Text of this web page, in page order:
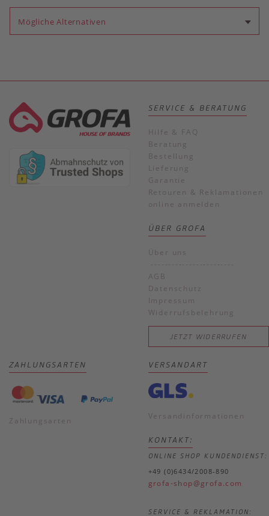
Mögliche Alternativen
SERVICE & BERATUNG
Hilfe & FAQ
Beratung
Bestellung
Lieferung
Garantie
Retouren & Reklamationen
online anmelden
ÜBER GROFA
Über uns
------------------------
AGB
Datenschutz
Impressum
Widerrufsbelehrung
JETZT WIDERRUFEN
ZAHLUNGSARTEN
Zahlungsarten
VERSANDART
Versandinformationen
KONTAKT:
ONLINE SHOP KUNDENDIENST:
+49 (0)6434/2008-890
grofa-shop@grofa.com
SERVICE & REKLAMATION: